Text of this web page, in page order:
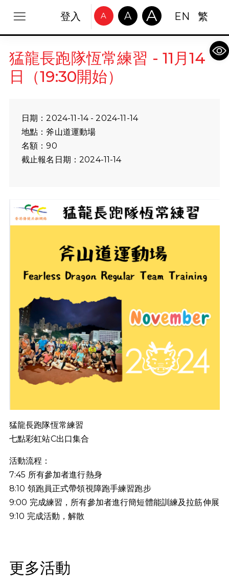
登入 A A A EN 繁
猛龍長跑隊恆常練習 - 11月14
日（19:30開始）
日期：2024-11-14 - 2024-11-14
地點：斧山道運動場
名額：90
截止報名日期：2024-11-14
猛龍長跑隊恆常練習
七點彩虹站C出口集合
活動流程：
7:45 所有參加者進行熱身
8:10 領跑員正式帶領視障跑手練習跑步
9:00 完成練習，所有參加者進行簡短體能訓練及拉筋伸展
9:10 完成活動，解散
更多活動